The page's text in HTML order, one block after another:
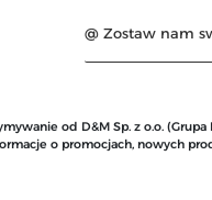
od D&M Sp. z o.o.
o promocjach, nowych